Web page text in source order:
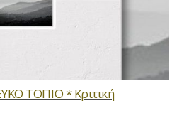
ΤΟΠΙΟ * Κριτική